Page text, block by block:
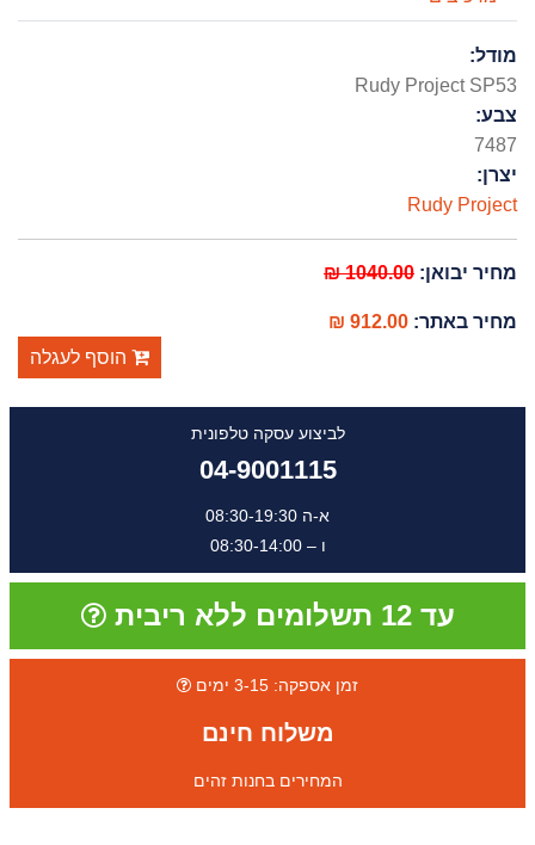
מודל:
Rudy Project SP53
צבע:
7487
יצרן:
Rudy Project
מחיר יבואן:1040.00 ₪
מחיר באתר:912.00 ₪
הוסף לעגלה
לביצוע עסקה טלפונית
04-9001115
א-ה 08:30-19:30
ו – 08:30-14:00
עד 12 תשלומים ללא ריבית
זמן אספקה: 3-15 ימים
משלוח חינם
המחירים בחנות זהים